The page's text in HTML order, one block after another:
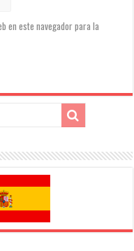
en este navegador para la